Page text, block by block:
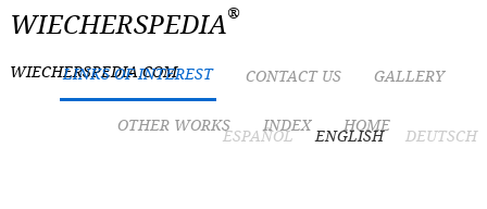
WIECHERSPEDIA®
WIECHERSPEDIA.COM
LINKS OF INTEREST CONTACT US GALLERY
OTHER WORKS INDEX HOME
DEUTSCH
ENGLISH
ESPAÑOL